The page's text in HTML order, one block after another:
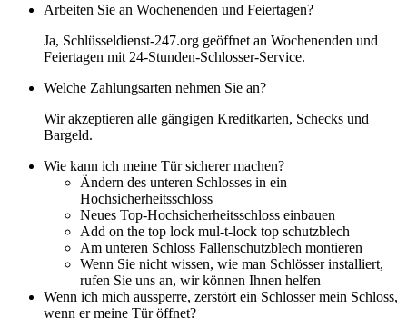
Arbeiten Sie an Wochenenden und Feiertagen?
Ja, Schlüsseldienst-247.org geöffnet an Wochenenden und
Feiertagen mit 24-Stunden-Schlosser-Service.
Welche Zahlungsarten nehmen Sie an?
Wir akzeptieren alle gängigen Kreditkarten, Schecks und
Bargeld.
Wie kann ich meine Tür sicherer machen?
Ändern des unteren Schlosses in ein
Hochsicherheitsschloss
Neues Top-Hochsicherheitsschloss einbauen
Add on the top lock mul-t-lock top schutzblech
Am unteren Schloss Fallenschutzblech montieren
Wenn Sie nicht wissen, wie man Schlösser installiert,
rufen Sie uns an, wir können Ihnen helfen
Wenn ich mich aussperre, zerstört ein Schlosser mein Schloss,
wenn er meine Tür öffnet?